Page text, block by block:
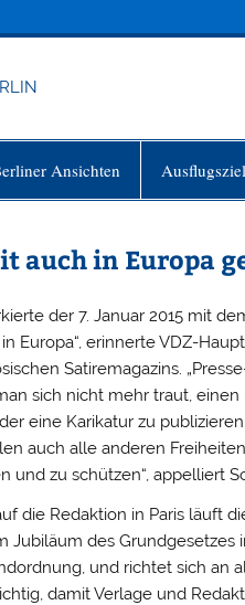
Ansichten
auch in Europa
der 7. Januar 2015 mit
Europa“, erinnerte VDZ-
Satiremagazins.
sich nicht mehr traut,
eine Karikatur zu
auch alle anderen
und zu schützen“, appelliert
die Redaktion in Paris läuft
Jubiläum des
und richtet sich an
damit Verlage und